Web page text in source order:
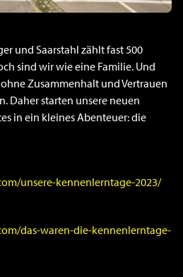
und Saarstahl zählt fast 500
sind wir wie eine Familie. Und
Zusammenhalt und Vertrauen
Daher starten unsere neuen
in ein kleines Abenteuer: die
unsere-kennenlerntage-2023/
das-waren-die-kennenlerntage-